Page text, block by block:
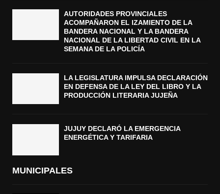
AUTORIDADES PROVINCIALES
ACOMPAÑARON EL IZAMIENTO DE LA
BANDERA NACIONAL Y LA BANDERA
NACIONAL DE LA LIBERTAD CIVIL EN LA
SEMANA DE LA POLICÍA
LA LEGISLATURA IMPULSA DECLARACIÓN
EN DEFENSA DE LA LEY DEL LIBRO Y LA
PRODUCCIÓN LITERARIA JUJEÑA
JUJUY DECLARÓ LA EMERGENCIA
ENERGÉTICA Y TARIFARIA
MUNICIPALES